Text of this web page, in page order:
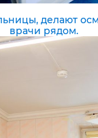
делают
врачи рядом.